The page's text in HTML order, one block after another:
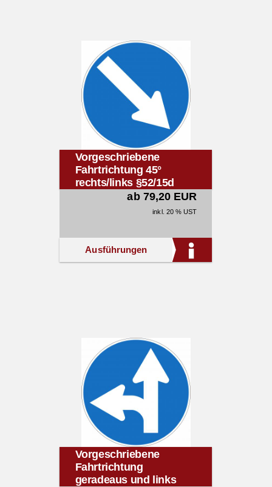
Vorgeschriebene
Fahrtrichtung 45°
rechts/links §52/15d
ab 79,20 EUR
inkl. 20 % UST
Ausführungen
Vorgeschriebene
Fahrtrichtung
geradeaus und links